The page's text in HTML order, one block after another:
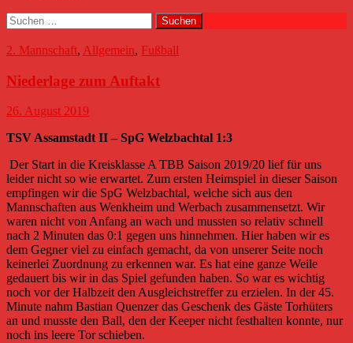
Suchen
nach:
2. Mannschaft, Allgemein, Fußball
Niederlage zum Auftakt
26. August 2019
TSV Assamstadt II – SpG Welzbachtal 1:3
Der Start in die Kreisklasse A TBB Saison 2019/20 lief für uns
leider nicht so wie erwartet. Zum ersten Heimspiel in dieser Saison
empfingen wir die SpG Welzbachtal, welche sich aus den
Mannschaften aus Wenkheim und Werbach zusammensetzt. Wir
waren nicht von Anfang an wach und mussten so relativ schnell
nach 2 Minuten das 0:1 gegen uns hinnehmen. Hier haben wir es
dem Gegner viel zu einfach gemacht, da von unserer Seite noch
keinerlei Zuordnung zu erkennen war. Es hat eine ganze Weile
gedauert bis wir in das Spiel gefunden haben. So war es wichtig
noch vor der Halbzeit den Ausgleichstreffer zu erzielen. In der 45.
Minute nahm Bastian Quenzer das Geschenk des Gäste Torhüters
an und musste den Ball, den der Keeper nicht festhalten konnte, nur
noch ins leere Tor schieben.